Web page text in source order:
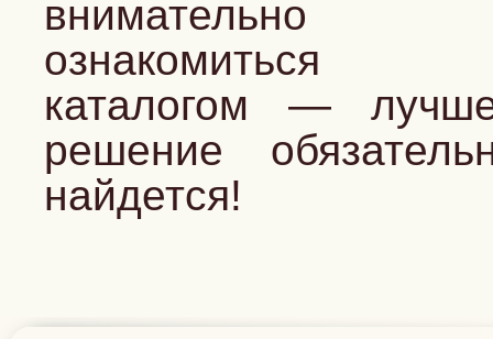
внимательно
ознакомиться
каталогом —
решение
найдется!